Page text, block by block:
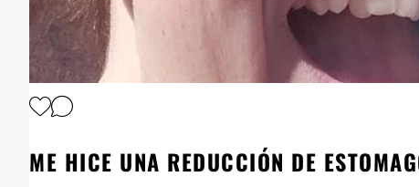
ME HICE UNA REDUCCIÓN DE